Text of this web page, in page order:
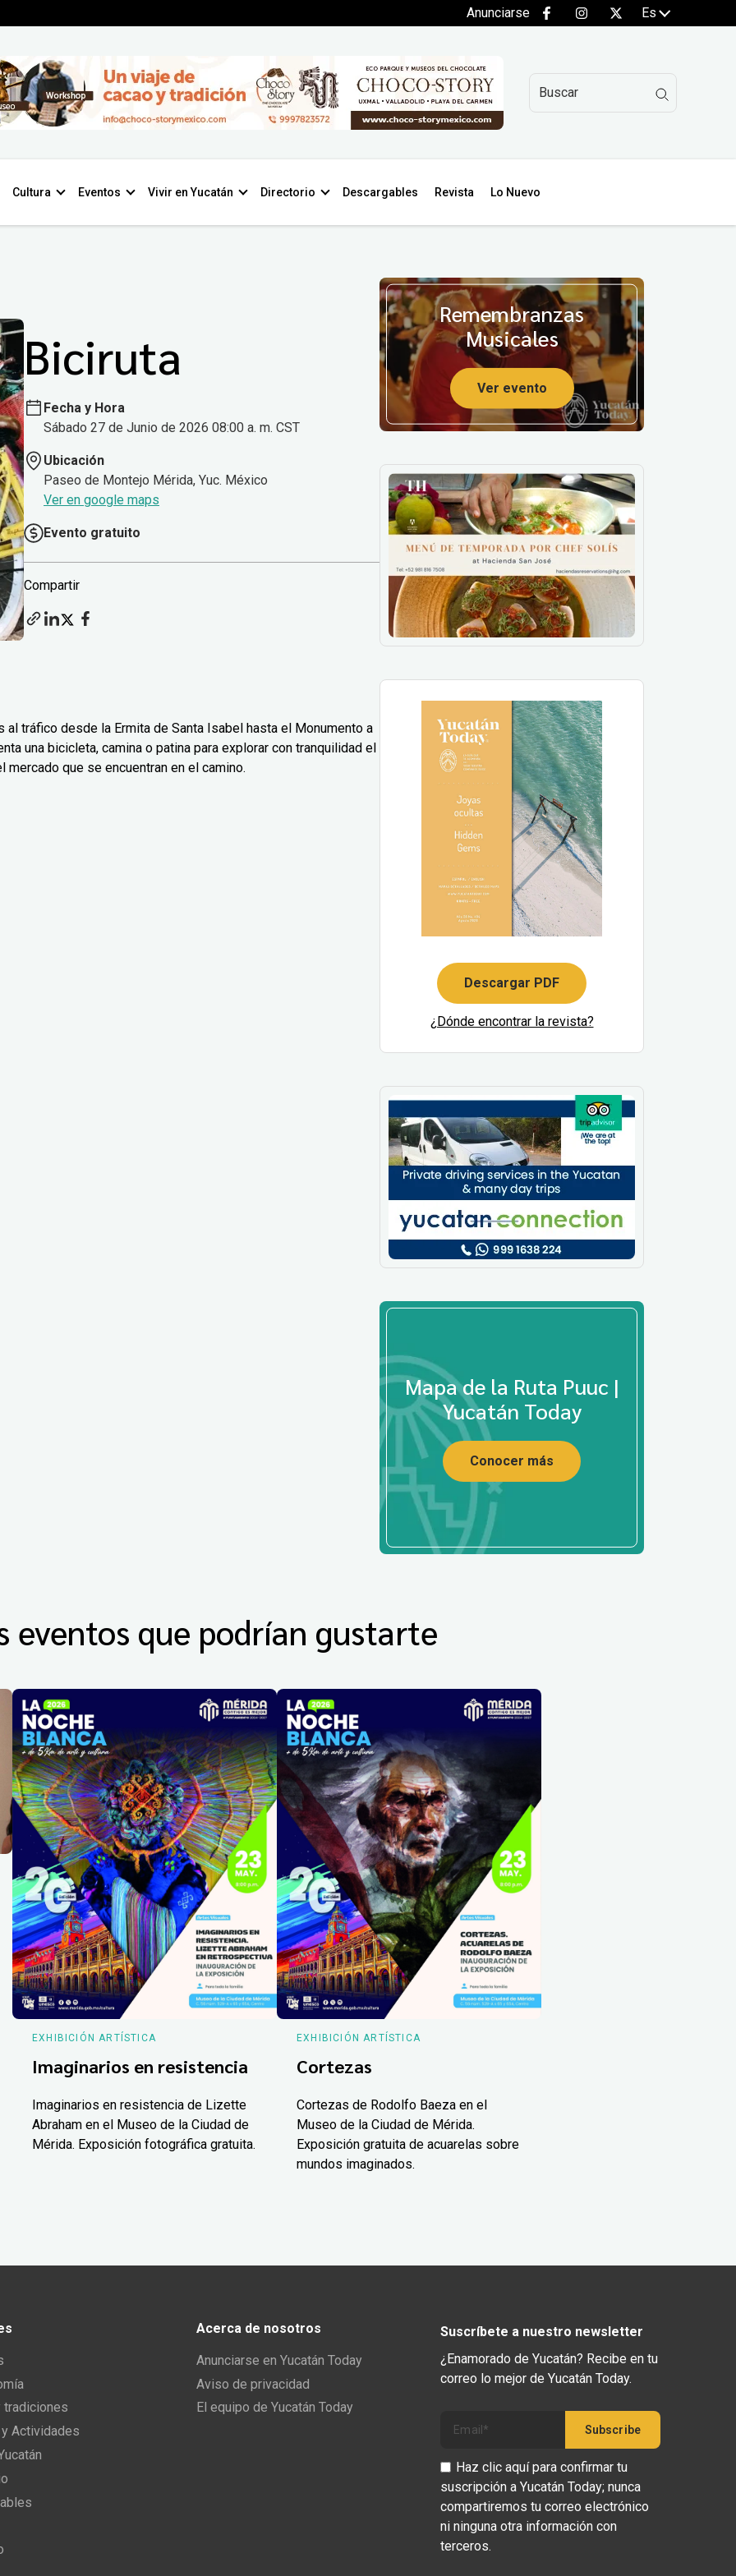
Anunciarse Es
Cultura Eventos Vivir en Yucatán Directorio Descargables Revista Lo Nuevo
Biciruta
Fecha y Hora
Sábado 27 de Junio de 2026 08:00 a. m. CST
Ubicación
Paseo de Montejo Mérida, Yuc. México
Ver en google maps
Evento gratuito
Compartir
al tráfico desde la Ermita de Santa Isabel hasta el Monumento a
una bicicleta, camina o patina para explorar con tranquilidad el
que se encuentran en el camino.
Remembranzas
Musicales
Ver evento
Descargar PDF
¿Dónde encontrar la revista?
Mapa de la Ruta Puuc |
Yucatán Today
Conocer más
eventos que podrían gustarte
EXHIBICIÓN ARTÍSTICA
Imaginarios en resistencia
Imaginarios en resistencia de Lizette
Abraham en el Museo de la Ciudad de
Mérida. Exposición fotográfica gratuita.
EXHIBICIÓN ARTÍSTICA
Cortezas
Cortezas de Rodolfo Baeza en el
Museo de la Ciudad de Mérida.
Exposición gratuita de acuarelas sobre
mundos imaginados.
tradiciones
Actividades
Acerca de nosotros
Anunciarse en Yucatán Today
Aviso de privacidad
El equipo de Yucatán Today
Suscríbete a nuestro newsletter
¿Enamorado de Yucatán? Recibe en tu
correo lo mejor de Yucatán Today.
Haz clic aquí para confirmar tu
suscripción a Yucatán Today; nunca
compartiremos tu correo electrónico
ni ninguna otra información con
terceros.